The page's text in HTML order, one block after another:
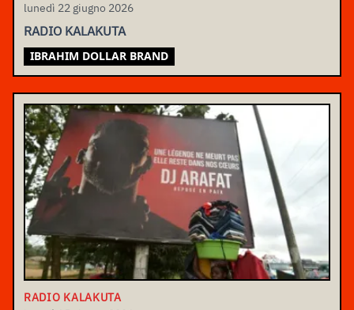
lunedì 22 giugno 2026
RADIO KALAKUTA
IBRAHIM DOLLAR BRAND
RADIO KALAKUTA